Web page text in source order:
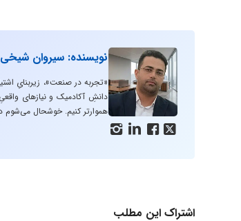
   
نویسنده: سیروان شیخی
دانشِ آکادمیک و نیازهای
هموارتر کنیم. خوشحال می‌شوم
اشتراک این مطلب